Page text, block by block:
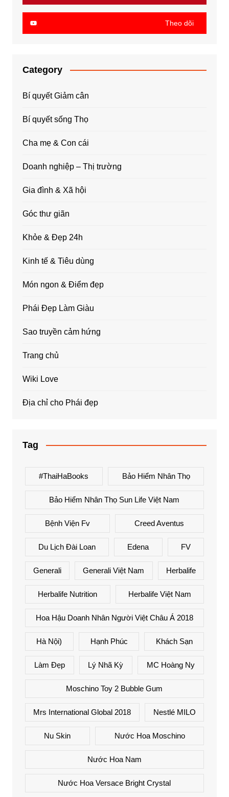
Theo dõi
Category
Bí quyết Giảm cân
Bí quyết sống Thọ
Cha mẹ & Con cái
Doanh nghiệp – Thị trường
Gia đình & Xã hội
Góc thư giãn
Khỏe & Đẹp 24h
Kinh tế & Tiêu dùng
Món ngon & Điểm đẹp
Phái Đẹp Làm Giàu
Sao truyền cảm hứng
Trang chủ
Wiki Love
Địa chỉ cho Phái đẹp
Tag
#ThaiHaBooks Bảo Hiểm Nhân Thọ
Bảo Hiểm Nhân Thọ Sun Life Việt Nam
Bệnh Viện Fv Creed Aventus
Du Lịch Đài Loan Edena FV
Generali Generali Việt Nam Herbalife
Herbalife Nutrition Herbalife Việt Nam
Hoa Hậu Doanh Nhân Người Việt Châu Á 2018
Hà Nội) Hạnh Phúc Khách Sạn
Làm Đẹp Lý Nhã Kỳ MC Hoàng Ny
Moschino Toy 2 Bubble Gum
Mrs International Global 2018 Nestlé MILO
Nu Skin Nước Hoa Moschino
Nước Hoa Nam
Nước Hoa Versace Bright Crystal